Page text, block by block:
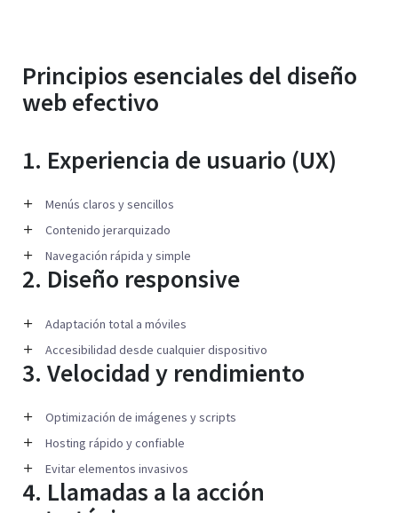
Principios esenciales del diseño
web efectivo
1. Experiencia de usuario (UX)
Menús claros y sencillos
Contenido jerarquizado
Navegación rápida y simple
2. Diseño responsive
Adaptación total a móviles
Accesibilidad desde cualquier dispositivo
3. Velocidad y rendimiento
Optimización de imágenes y scripts
Hosting rápido y confiable
Evitar elementos invasivos
4. Llamadas a la acción